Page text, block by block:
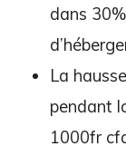
dans
La
pendant
1000fr